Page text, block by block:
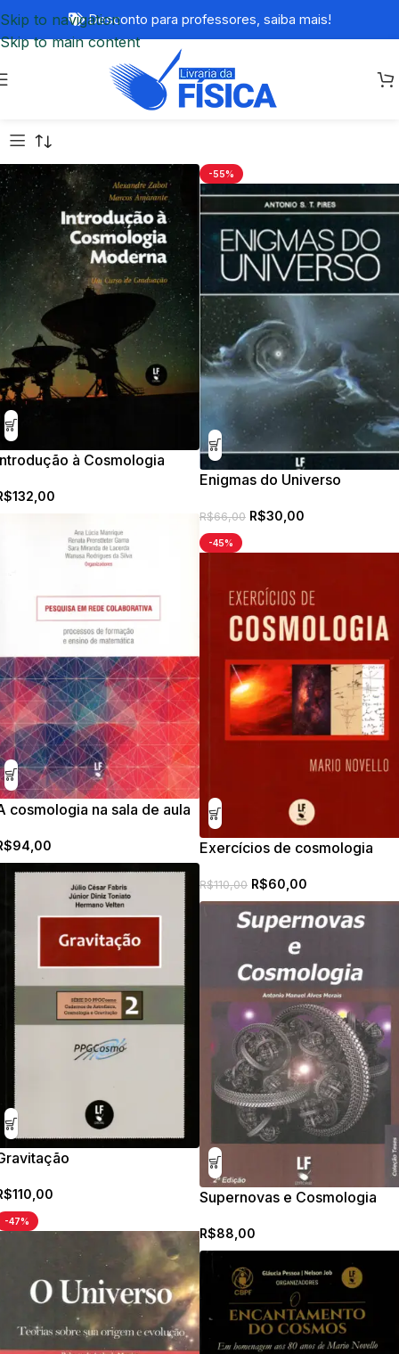
Skip to navigation
Skip to main content
Desconto para professores, saiba mais!
à Cosmologia
132,00
-55%
Enigmas do Universo
R$66,00 R$30,00
cosmologia na sala de aula
94,00
-45%
Exercícios de cosmologia
R$110,00 R$60,00
110,00 Supernovas e Cosmologia
R$88,00
-47%